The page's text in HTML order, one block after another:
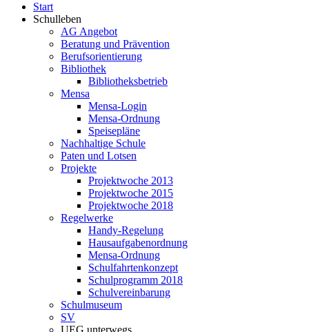
Start
Schulleben
AG Angebot
Beratung und Prävention
Berufsorientierung
Bibliothek
Bibliotheksbetrieb
Mensa
Mensa-Login
Mensa-Ordnung
Speisepläne
Nachhaltige Schule
Paten und Lotsen
Projekte
Projektwoche 2013
Projektwoche 2015
Projektwoche 2018
Regelwerke
Handy-Regelung
Hausaufgabenordnung
Mensa-Ordnung
Schulfahrtenkonzept
Schulprogramm 2018
Schulvereinbarung
Schulmuseum
SV
UEG unterwegs